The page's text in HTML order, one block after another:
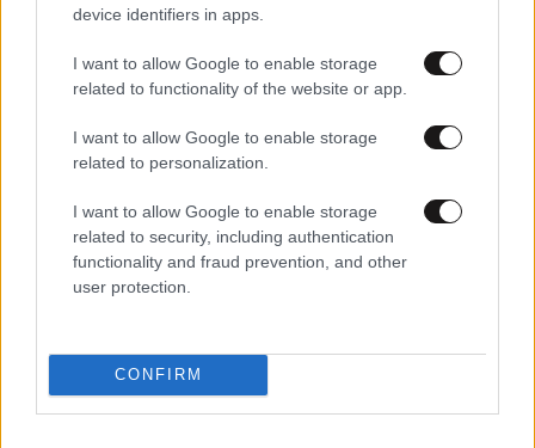
device identifiers in apps.
I want to allow Google to enable storage
related to functionality of the website or app.
I want to allow Google to enable storage
related to personalization.
I want to allow Google to enable storage
related to security, including authentication
functionality and fraud prevention, and other
user protection.
CONFIRM
ΕΛΛΑΔΑ06·08·2026 00:09
της τραγούδι